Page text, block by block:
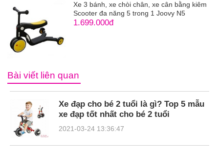
Xe 3 bánh, xe chòi chân, xe cân bằng kiêm
Scooter đa năng 5 trong 1 Joovy N5
1.699.000đ
Bài viết liên quan
Xe đạp cho bé 2 tuổi là gì? Top 5 mẫu
xe đạp tốt nhất cho bé 2 tuổi
2021-03-24 13:36:47